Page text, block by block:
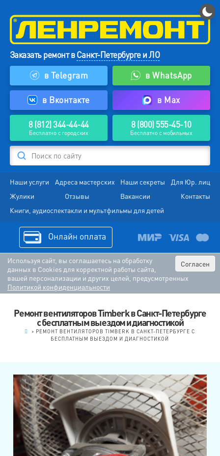
Заказать ремонт вСанкт-Петербурге и ЛО
в Telegram
в WhatsApp
в Вконтакте в Max
8 (812) 344-44-44
Бесплатно с городских
8 (800) 555-45-10
Бесплатно с мобильных
Поиск по сайту
Наши услуги Адреса мастерских Наши секреты
Для Юр. лиц
Жулики
Отзывы Вакансии
Контакты
Книги, аудиоспектакли и мультфильмы для детей
Онлайн оплата
Согласен
Используя сайт, вы соглашаетесь на обработку
данных в Cookies для корректной работы сайта,
вашей персонализации и других целей, предусмотренных
Политикой конфиденциальности
Ремонт вентиляторов Timberk в Санкт-Петербурге
с бесплатным выездом и диагностикой
> РЕМОНТ ВЕНТИЛЯТОРОВ TIMBERK В САНКТ-ПЕТЕРБУРГЕ С
БЕСПЛАТНЫМ ВЫЕЗДОМ И ДИАГНОСТИКОЙ